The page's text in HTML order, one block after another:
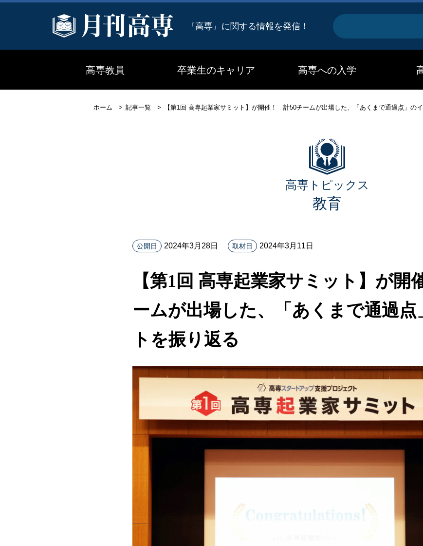
『高専』に関する情報を発信！
キ
ー
ー
ド
高専教員 卒業生のキャリア 高専への入学
ホーム 記事一覧 【第1回 高専起業家サミット】が開催！ 計50チームが出場した、「あくまで通過点」の
高専トピックス
教育
【第1回 高専起業家サミット】が
ームが出場した、「あくまで通過点
トを振り返る
公開日 2024年3月28日 取材日 2024年3月11日